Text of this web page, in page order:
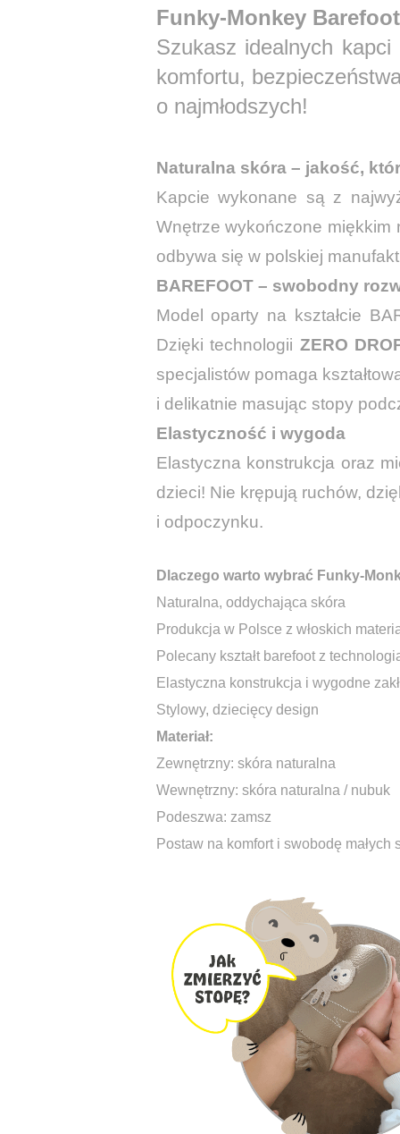
Funky-Monkey
Szukasz idealnych
komfortu,
o najmłodszych!
Naturalna skóra – jakość,
Kapcie wykonane są z
Wnętrze wykończone miękkim
odbywa się w polskiej
BAREFOOT – swobodny
Model oparty na kształcie
Dzięki technologii ZERO
specjalistów pomaga
i delikatnie masując stopy
Elastyczność i wygoda
Elastyczna konstrukcja oraz
dzieci! Nie krępują ruchów,
i odpoczynku.
Dlaczego warto wybrać Funky-
Naturalna, oddychająca skóra
Produkcja w Polsce z włoskich
Polecany kształt barefoot z
Elastyczna konstrukcja i wygodne
Stylowy, dziecięcy design
Materiał:
Zewnętrzny: skóra naturalna
Wewnętrzny: skóra naturalna / nubuk
Podeszwa: zamsz
Postaw na komfort i swobodę małych